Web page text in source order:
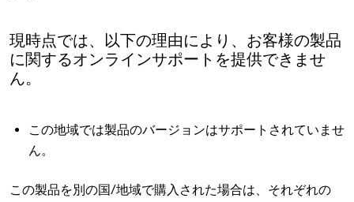
現時点では、以下の理由により、お客様の製品
に関するオンラインサポートを提供できませ
ん。
この地域では製品のバージョンはサポートされていませ
ん。
この製品を別の国/地域で購入された場合は、それぞれの